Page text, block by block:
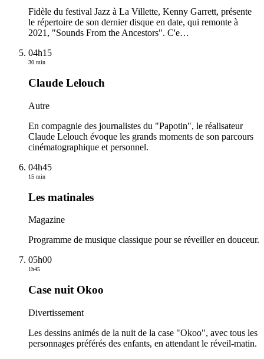
Fidèle du festival Jazz à La Villette, Kenny Garrett, présente
le répertoire de son dernier disque en date, qui remonte à
2021, "Sounds From the Ancestors". C'e…
04h15
30 min
Claude Lelouch
Autre
En compagnie des journalistes du "Papotin", le réalisateur
Claude Lelouch évoque les grands moments de son parcours
cinématographique et personnel.
04h45
15 min
Les matinales
Magazine
Programme de musique classique pour se réveiller en douceur.
05h00
1h45
Case nuit Okoo
Divertissement
Les dessins animés de la nuit de la case "Okoo", avec tous les
personnages préférés des enfants, en attendant le réveil-matin.